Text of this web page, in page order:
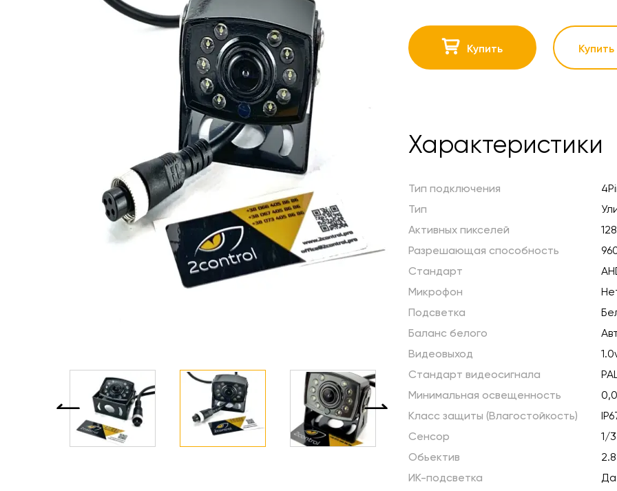
Купить Купить
Характеристики
Тип подключения
Тип
Активных пикселей
Разрешающая способность
Стандарт
Микрофон
Подсветка
Баланс белого
Видеовыход
Стандарт видеосигнала
Минимальная освещенность
Класс защиты (Влагостойкость)
Сенсор
1/
Обьектив
ИК-подсветка
Да